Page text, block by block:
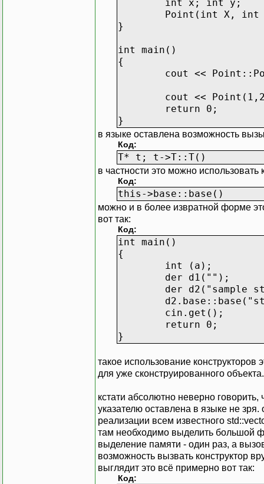
int x; int y;
Point(int X, int
}
int main()
{
cout <<
cout <<
return 0;
}
в языке оставлена возможность
Код:
T* t; t->T::T()
в частности это можно использовать
Код:
this->base::base()
можно и в более извратной форме
вот так:
Код:
int main()
{
int (a);
der d1("");
der d2("sample
cin.get();
return 0;
}
такое использование конструкторов
для уже сконструированного
кстати абсолютно неверно говорить,
указателю оставлена в языке не
реализации всем известного
там необходимо выделить большой
выделение памяти - один раз, а
возможность вызвать конструктор
выглядит это всё примерно вот так:
Код: